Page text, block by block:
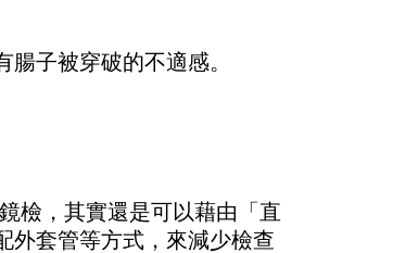
子被穿破的不適感。
檢，其實還是可以藉由「直
外套管等方式，來減少檢查